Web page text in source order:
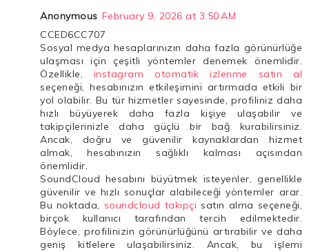
Anonymous February 9, 2026 at 3:50 AM
CCED6CC707
Sosyal medya hesaplarınızın daha fazla görünürlüğe
ulaşması için çeşitli yöntemler denemek önemlidir.
Özellikle, instagram otomatik izlenme satın al
seçeneği, hesabınızın etkileşimini artırmada etkili bir
yol olabilir. Bu tür hizmetler sayesinde, profiliniz daha
hızlı büyüyerek daha fazla kişiye ulaşabilir ve
takipçilerinizle daha güçlü bir bağ kurabilirsiniz.
Ancak, doğru ve güvenilir kaynaklardan hizmet
almak, hesabınızın sağlıklı kalması açısından
önemlidir.
SoundCloud hesabını büyütmek isteyenler, genellikle
güvenilir ve hızlı sonuçlar alabileceği yöntemler arar.
Bu noktada, soundcloud takipçi satın alma seçeneği,
birçok kullanıcı tarafından tercih edilmektedir.
Böylece, profilinizin görünürlüğünü artırabilir ve daha
geniş kitlelere ulaşabilirsiniz. Ancak, bu işlemi